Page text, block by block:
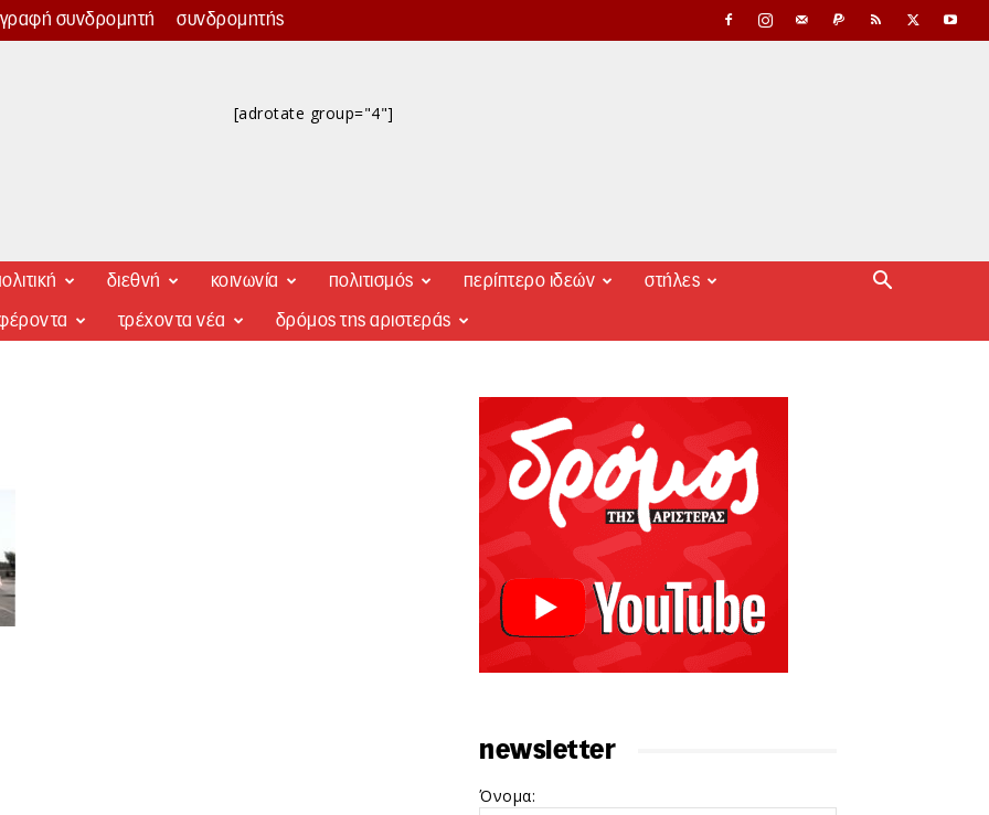
συνδρομητή συνδρομητής
[adrotate group="4"]
διεθνή κοινωνία πολιτισμός περίπτερο ιδεών στήλες
τρέχοντα νέα δρόμος της αριστεράς
newsletter
Όνομα: